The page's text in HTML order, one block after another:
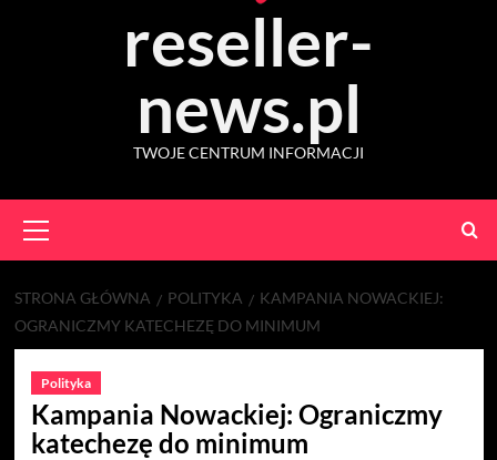
reseller-
news.pl
TWOJE CENTRUM INFORMACJI
Menu
STRONA GŁÓWNA POLITYKA
KAMPANIA NOWACKIEJ:
OGRANICZMY KATECHEZĘ DO MINIMUM
Polityka
Kampania Nowackiej: Ograniczmy
katechezę do minimum